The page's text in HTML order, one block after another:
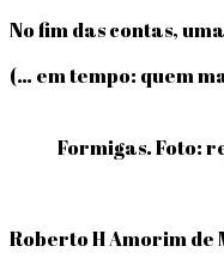
No fim das contas,
(… em tempo: quem
Formigas. Foto:
Roberto H Amorim de